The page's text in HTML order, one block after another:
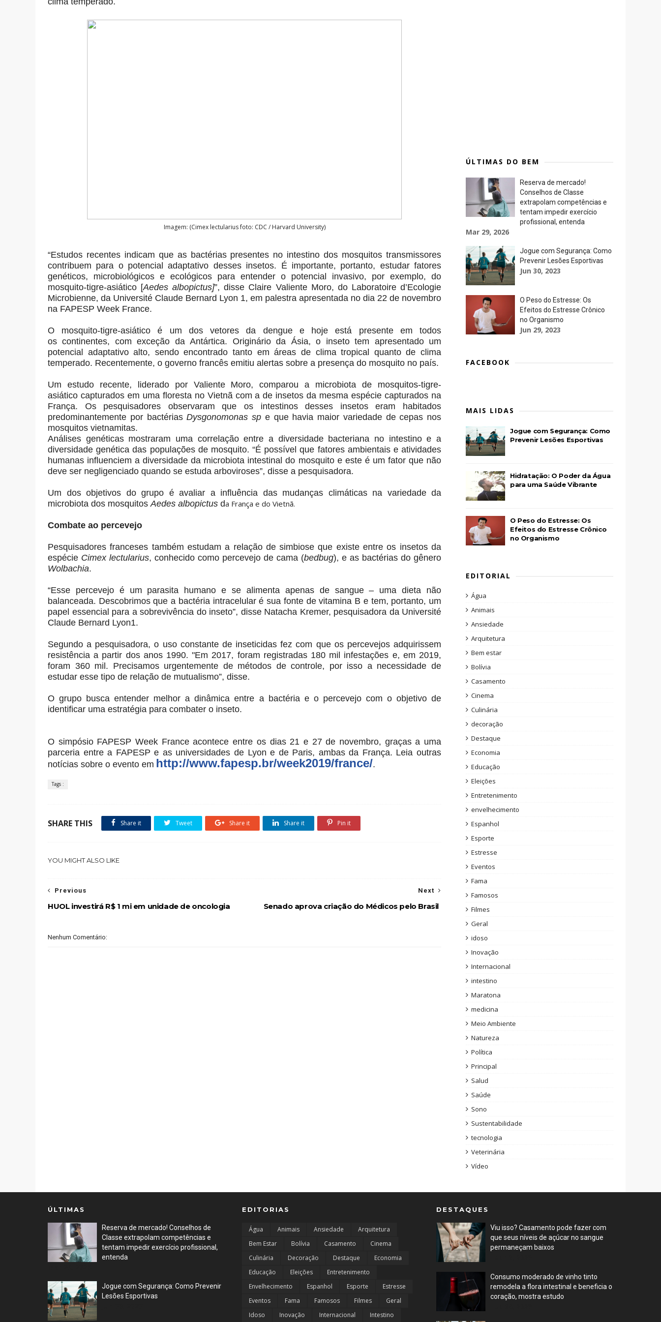
Imagem: (Cimex lectularius foto: CDC / Harvard University)
“Estudos recentes indicam que as bactérias presentes no intestino dos mosquitos transmissores
contribuem para o potencial adaptativo desses insetos. É importante, portanto, estudar fatores
genéticos, microbiológicos e ecológicos para entender o potencial invasivo, por exemplo, do
mosquito-tigre-asiático [Aedes albopictus]”, disse Claire Valiente Moro, do Laboratoire d’Ecologie
Microbienne, da Université Claude Bernard Lyon 1, em palestra apresentada no dia 22 de novembro
na FAPESP Week France.
O mosquito-tigre-asiático é um dos vetores da dengue e hoje está presente em todos
os continentes, com exceção da Antártica. Originário da Ásia, o inseto tem apresentado um
potencial adaptativo alto, sendo encontrado tanto em áreas de clima tropical quanto de clima
temperado. Recentemente, o governo francês emitiu alertas sobre a presença do mosquito no país.
Um estudo recente, liderado por Valiente Moro, comparou a microbiota de mosquitos-tigre-
asiático capturados em uma floresta no Vietnã com a de insetos da mesma espécie capturados na
França. Os pesquisadores observaram que os intestinos desses insetos eram habitados
predominantemente por bactériasDysgonomonas sp e que havia maior variedade de cepas nos
mosquitos vietnamitas.
Análises genéticas mostraram uma correlação entre a diversidade bacteriana no intestino e a
diversidade genética das populações de mosquito. “É possível que fatores ambientais e atividades
humanas influenciem a diversidade da microbiota intestinal do mosquito e este é um fator que não
deve ser negligenciado quando se estuda arboviroses”, disse a pesquisadora.
Um dos objetivos do grupo é avaliar a influência das mudanças climáticas na variedade da
microbiota dos mosquitos Aedes albopictus da França e do Vietnã.
Combate ao percevejo
Pesquisadores franceses também estudam a relação de simbiose que existe entre os insetos da
espécie Cimex lectularius, conhecido como percevejo de cama (bedbug), e as bactérias do gênero
Wolbachia.
“Esse percevejo é um parasita humano e se alimenta apenas de sangue – uma dieta não
balanceada. Descobrimos que a bactéria intracelular é sua fonte de vitamina B e tem, portanto, um
papel essencial para a sobrevivência do inseto”, disse Natacha Kremer, pesquisadora da Université
Claude Bernard Lyon1.
Segundo a pesquisadora, o uso constante de inseticidas fez com que os percevejos adquirissem
resistência a partir dos anos 1990. "Em 2017, foram registradas 180 mil infestações e, em 2019,
foram 360 mil. Precisamos urgentemente de métodos de controle, por isso a necessidade de
estudar esse tipo de relação de mutualismo”, disse.
O grupo busca entender melhor a dinâmica entre a bactéria e o percevejo com o objetivo de
identificar uma estratégia para combater o inseto.
O simpósio FAPESP Week France acontece entre os dias 21 e 27 de novembro, graças a uma
parceria entre a FAPESP e as universidades de Lyon e de Paris, ambas da França. Leia outras
notícias sobre o evento em http://www.fapesp.br/week2019/france/.
Tags :
SHARE THIS Share it Tweet Share it Share it Pin it
YOU MIGHT ALSO LIKE
Next
Senado aprova criação do Médicos pelo Brasil
Previous
HUOL investirá R$ 1 mi em unidade de oncologia
Nenhum Comentário:
ÚLTIMAS DO BEM
Reserva de mercado!
Conselhos de Classe
extrapolam competências e
tentam impedir exercício
profissional, entenda
Mar 29, 2026
Jogue com Segurança: Como
Prevenir Lesões Esportivas
Jun 30, 2023
O Peso do Estresse: Os
Efeitos do Estresse Crônico
no Organismo
Jun 29, 2023
FACEBOOK
MAIS LIDAS
Jogue com Segurança: Como
Prevenir Lesões Esportivas
Hidratação: O Poder da Água
para uma Saúde Vibrante
O Peso do Estresse: Os
Efeitos do Estresse Crônico
no Organismo
EDITORIAL
Água
Animais
Ansiedade
Arquitetura
Bem estar
Bolívia
Casamento
Cinema
Culinária
decoração
Destaque
Economia
Educação
Eleições
Entretenimento
envelhecimento
Espanhol
Esporte
Estresse
Eventos
Fama
Famosos
Filmes
Geral
idoso
Inovação
Internacional
intestino
Maratona
medicina
Meio Ambiente
Natureza
Política
Principal
Salud
Saúde
Sono
Sustentabilidade
tecnologia
Veterinária
Vídeo
ÚLTIMAS
Reserva de mercado! Conselhos de
Classe extrapolam competências e
tentam impedir exercício profissional,
entenda
Jogue com Segurança: Como Prevenir
Lesões Esportivas
EDITORIAS
Água Animais Ansiedade
Arquitetura
Bem Estar
Bolívia Casamento
Cinema
Culinária
Decoração Destaque
Economia
Educação
Eleições
Entretenimento
Envelhecimento
Espanhol Esporte
Estresse
Eventos
Fama Famosos Filmes
Geral
Idoso
Inovação Internacional Intestino
DESTAQUES
Viu isso? Casamento pode fazer com
que seus níveis de açúcar no sangue
permaneçam baixos
Consumo moderado de vinho tinto
remodela a flora intestinal e beneficia o
coração, mostra estudo